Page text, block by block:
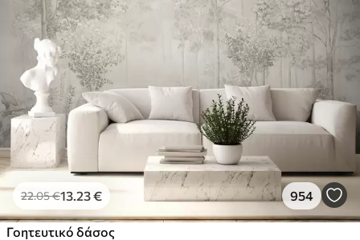
22.05€13 .23€ 954
Γοητευτικό δάσος